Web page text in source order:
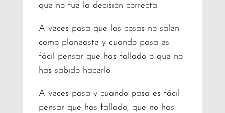
que no fue la decisión correcta.
A veces pasa que las cosas no salen
como planeaste y cuando pasa es
fácil pensar que has fallado o que no
has sabido hacerlo.
A veces pasa y cuando pasa es fácil
pensar que has fallado, que no has